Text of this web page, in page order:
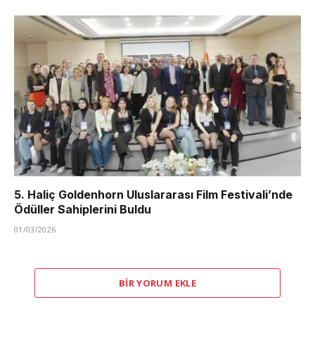
5. Haliç Goldenhorn Uluslararası Film Festivali’nde
Ödüller Sahiplerini Buldu
01/03/2026
BIR YORUM EKLE